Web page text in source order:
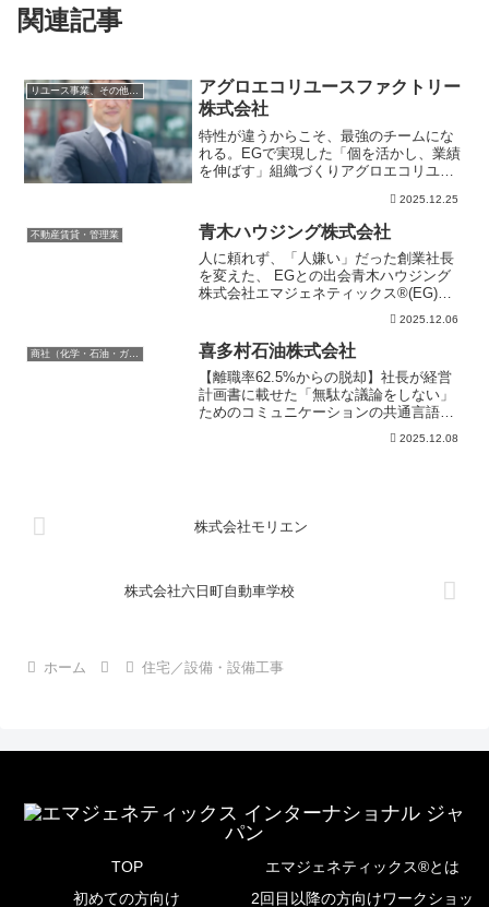
関連記事
リユース事業、その他のサービス業
アグロエコリユースファクトリー
株式会社
特性が違うからこそ、最強のチームにな
れる。EGで実現した「個を活かし、業績
を伸ばす」組織づくりアグロエコリユー
ックス®(EG)を知ったきっかけと、導入
時に直面していた「組織の課題」とは？
エマジェネティック...
2025.12.25
不動産賃貸・管理業 青木ハウジング株式会社
人に頼れず、「人嫌い」だった創業社長
を変えた、 EGとの出会青木ハウジング
株式会社エマジェネティックス®(EG)を
知ったきっかけと、導入時に直面してい
た「組織の課題」とは？ある経営塾で知
りました。正直に言って、最初はEGにつ
いては何とも思っ...
2025.12.06
商社（化学・石油・ガス・電気） 喜多村石油株式会社
【離職率62.5%からの脱却】社長が経営
計画書に載せた「無駄な議論をしない」
ためのコミュニケーションの共通言語喜
多村石油株式会社エマジェネティックス
®(EG)を知ったきっかけと、導入前の
2025.12.08
株式会社モリエン
株式会社六日町自動車学校
ホーム 住宅／設備・設備工事
TOP
エマジェネティックス®とは
初めての方向け
2回目以降の方向けワークショッ